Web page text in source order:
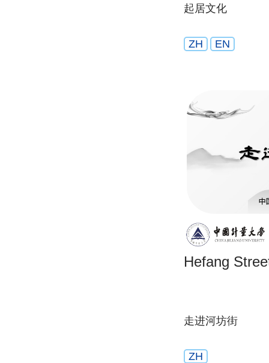
起居文化
ZH EN
Hefang
走进河坊街
ZH